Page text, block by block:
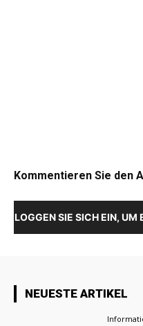
Kommentieren Sie den
LOGGEN SIE SICH EIN, UM
NEUESTE ARTIKEL